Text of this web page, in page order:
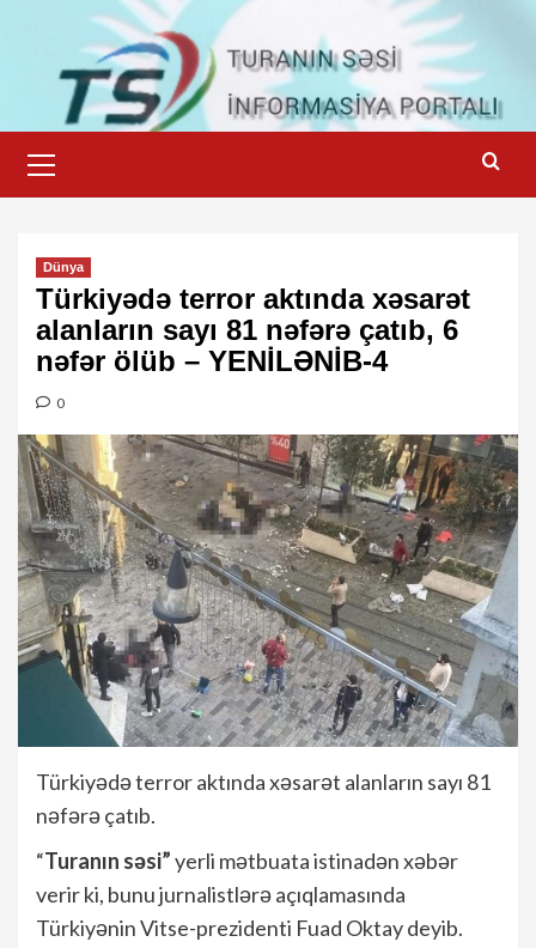
content
Menu
Dünya
Türkiyədə terror aktında xəsarət
alanların sayı 81 nəfərə çatıb, 6
nəfər ölüb – YENİLƏNİB-4
0
Türkiyədə terror aktında xəsarət alanların sayı 81
nəfərə çatıb.
“Turanın səsi”yerli mətbuata istinadən xəbər
verir ki, bunu jurnalistlərə açıqlamasında
Türkiyənin Vitse-prezidenti Fuad Oktay deyib.